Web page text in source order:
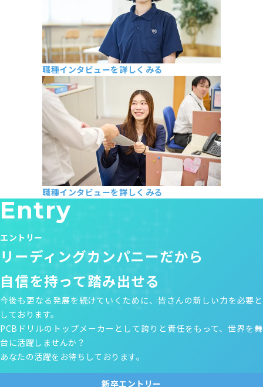
長岡管理部 M・T
2019年入社
職種インタビューを詳しくみる
2022年入社
職種インタビューを詳しくみる
Entry
エントリー
リーディングカンパニーだから
自信を持って踏み出せる
今後も更なる発展を続けていくために、皆さんの新しい力を必要と
しております。
PCBドリルのトップメーカーとして誇りと責任をもって、世界を舞
台に活躍しませんか？
あなたの活躍をお待ちしております。
新卒エントリー